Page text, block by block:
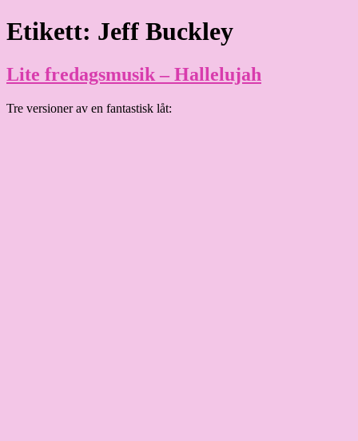
Hoppa
till
Granding.nu
Etikett: Jeff Buckley
Lite fredagsmusik – Hallelujah
Tre versioner av en fantastisk låt: